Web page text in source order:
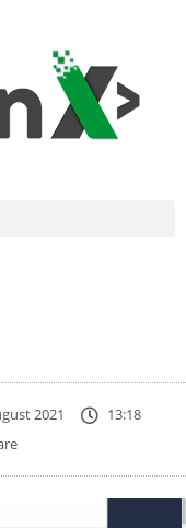
2021
13:18